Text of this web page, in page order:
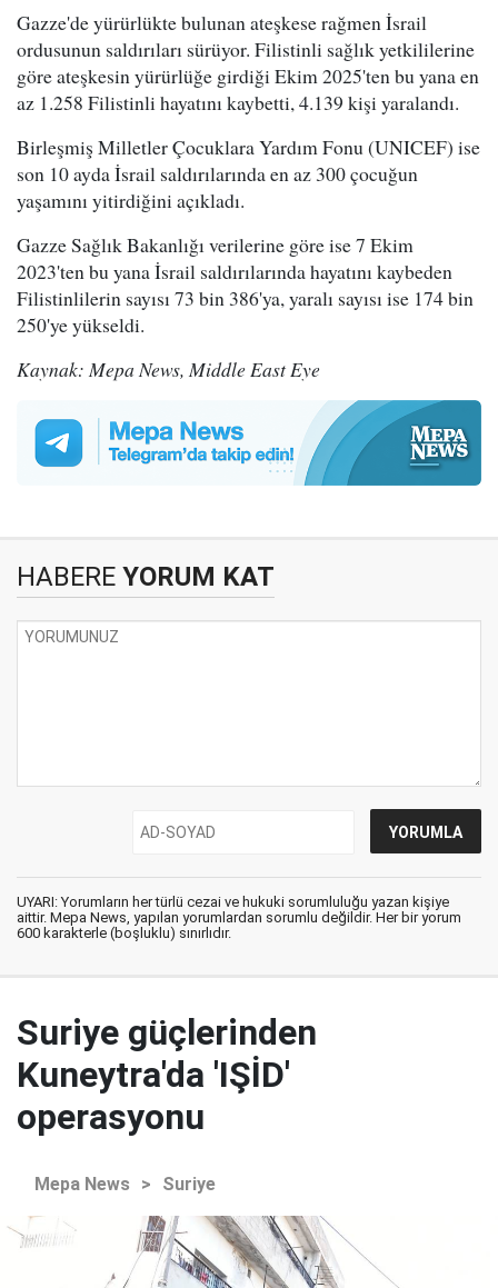
Gazze'de yürürlükte bulunan ateşkese rağmen İsrail
ordusunun saldırıları sürüyor. Filistinli sağlık yetkililerine
göre ateşkesin yürürlüğe girdiği Ekim 2025'ten bu yana en
az 1.258 Filistinli hayatını kaybetti, 4.139 kişi yaralandı.
Birleşmiş Milletler Çocuklara Yardım Fonu (UNICEF) ise
son 10 ayda İsrail saldırılarında en az 300 çocuğun
yaşamını yitirdiğini açıkladı.
Gazze Sağlık Bakanlığı verilerine göre ise 7 Ekim
2023'ten bu yana İsrail saldırılarında hayatını kaybeden
Filistinlilerin sayısı 73 bin 386'ya, yaralı sayısı ise 174 bin
250'ye yükseldi.
Kaynak: Mepa News, Middle East Eye
HABERE YORUM KAT
UYARI: Yorumların her türlü cezai ve hukuki sorumluluğu yazan kişiye
aittir. Mepa News, yapılan yorumlardan sorumlu değildir. Her bir yorum
600 karakterle (boşluklu) sınırlıdır.
Suriye güçlerinden
Kuneytra'da 'IŞİD'
operasyonu
Mepa News > Suriye